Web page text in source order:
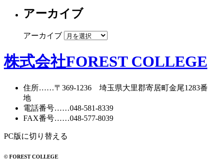
アーカイブ
アーカイブ
株式会社FOREST COLLEGE
住所……〒369-1236 埼玉県大里郡寄居町金尾1283番
地
電話番号……048-581-8339
FAX番号……048-577-8039
PC版に切り替える
© FOREST COLLEGE